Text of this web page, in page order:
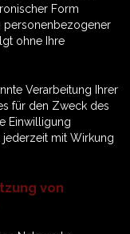
Form
personenbezogener
ohne Ihre
Verarbeitung Ihrer
für den Zweck des
Einwilligung
mit Wirkung
von